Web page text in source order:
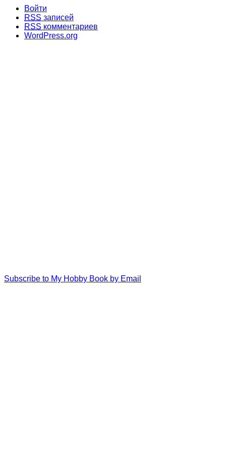
Войти
RSS записей
RSS комментариев
WordPress.org
Subscribe to My Hobby Book by Email